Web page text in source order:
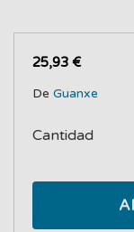
25,93 €
De Guanxe
Cantidad